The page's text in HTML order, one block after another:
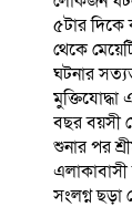
৫টার দিকে
থেকে
ঘটনার
বছর বয়সী
শুনার পর
সংলগ্ন ছড়া